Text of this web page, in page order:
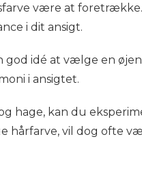
være at
i dit ansigt.
god idé at vælge en
i ansigtet.
hage, kan du
hårfarve, vil dog ofte